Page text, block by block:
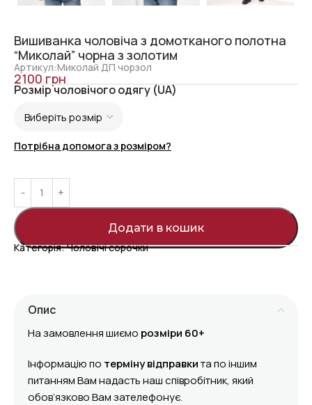
Вишиванка чоловіча з домотканого полотна
“Миколай” чорна з золотим
Артикул:Миколай ДП чорзол
2100грн
Розмір чоловічого одягу (UA)
Потрібна допомога з розміром?
Додати в кошик
Категорія:Чоловічі сорочки
Опис
На замовлення шиємо розміри 60+
Інформацію по терміну відправкита по іншим
питанням Вам надасть наш співробітник, який
обов’язково Вам зателефонує.